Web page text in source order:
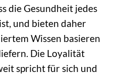
die Gesundheit jedes
und bieten daher
Wissen basieren
Die Loyalität
spricht für sich und